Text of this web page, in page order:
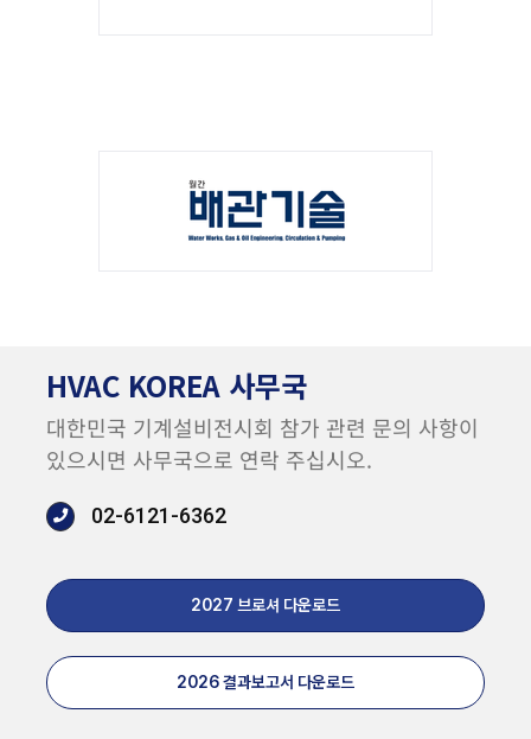
HVAC KOREA 사무국
대한민국 기계설비전시회 참가 관련 문의 사항이
있으시면 사무국으로 연락 주십시오.
02-6121-6362
2027 브로셔 다운로드
2026 결과보고서 다운로드